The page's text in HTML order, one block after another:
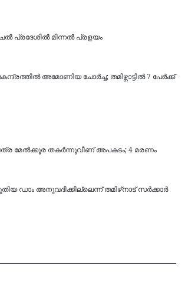
പ്രദേശിൽ മിന്നൽ പ്രളയം
അമോണിയ ചോർച്ച; തമിഴ്നാട്ടിൽ 7 പേർക്ക്
മേൽക്കൂര തകർന്നുവീണ് അപകടം; 4 മരണം
ഡാം അനുവദിക്കില്ലെന്ന് തമിഴ്‌നാട് സർക്കാർ